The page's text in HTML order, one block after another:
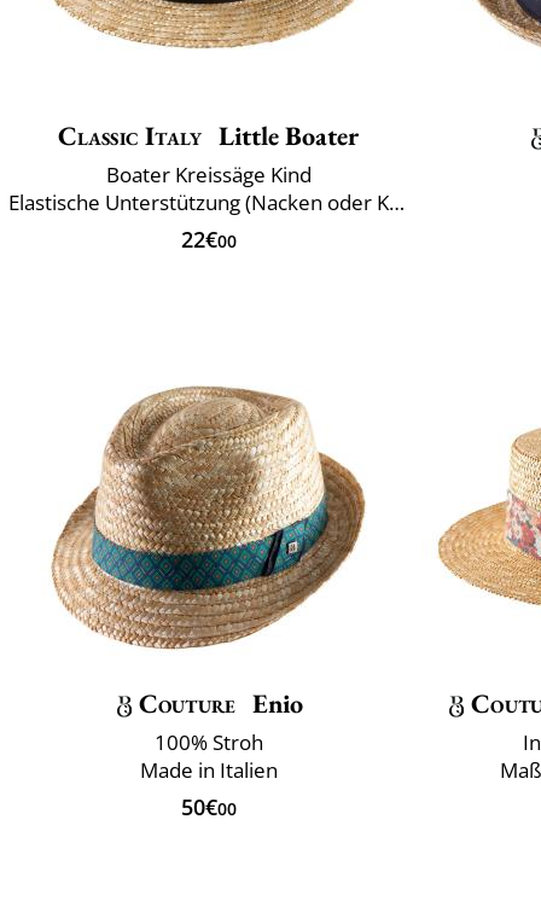
Classic Italy Little Boater
Boater Kreissäge Kind
Elastische Unterstützung (Nacken oder Kinn)
22€00
Couture Enio
100% Stroh
Made in Italien
50€00